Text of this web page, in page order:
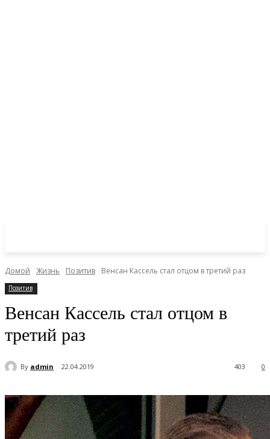
Домой Жизнь Позитив Венсан Кассель стал отцом в третий раз
Позитив
Венсан Кассель стал отцом в
третий раз
By admin 22.04.2019 0
403